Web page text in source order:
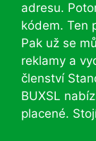
adresu.
kódem. Ten
Pak už se
reklamy a
členství
BUXSL
placené.